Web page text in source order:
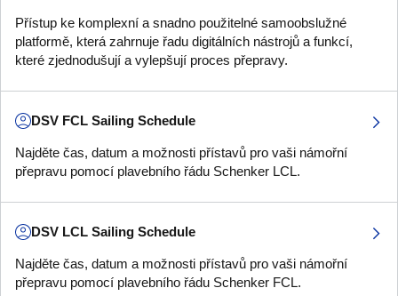
Přístup ke komplexní a snadno použitelné samoobslužné
platformě, která zahrnuje řadu digitálních nástrojů a funkcí,
které zjednodušují a vylepšují proces přepravy.
DSV FCL Sailing Schedule
Najděte čas, datum a možnosti přístavů pro vaši námořní
přepravu pomocí plavebního řádu Schenker LCL.
DSV LCL Sailing Schedule
Najděte čas, datum a možnosti přístavů pro vaši námořní
přepravu pomocí plavebního řádu Schenker FCL.